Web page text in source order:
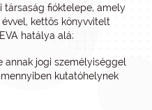
társaság fióktelepe, amely
kettős könyvvitelt
hatálya alá;
annak jogi személyiséggel
kutatóhelynek